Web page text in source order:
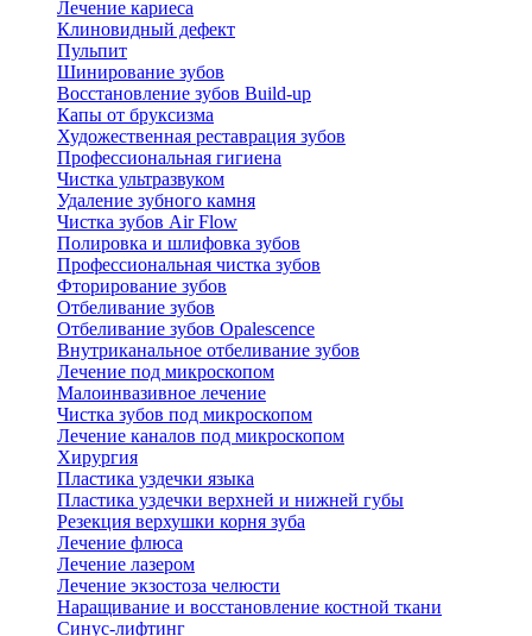
Лечение кариеса
Клиновидный дефект
Пульпит
Шинирование зубов
Восстановление зубов Build-up
Капы от бруксизма
Художественная реставрация зубов
Профессиональная гигиена
Чистка ультразвуком
Удаление зубного камня
Чистка зубов Air Flow
Полировка и шлифовка зубов
Профессиональная чистка зубов
Фторирование зубов
Отбеливание зубов
Отбеливание зубов Opalescence
Внутриканальное отбеливание зубов
Лечение под микроскопом
Малоинвазивное лечение
Чистка зубов под микроскопом
Лечение каналов под микроскопом
Хирургия
Пластика уздечки языка
Пластика уздечки верхней и нижней губы
Резекция верхушки корня зуба
Лечение флюса
Лечение лазером
Лечение экзостоза челюсти
Наращивание и восстановление костной ткани
Синус-лифтинг